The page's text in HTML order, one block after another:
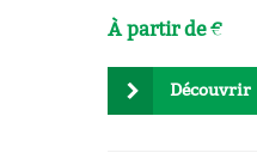
À partir de €
Découvrir